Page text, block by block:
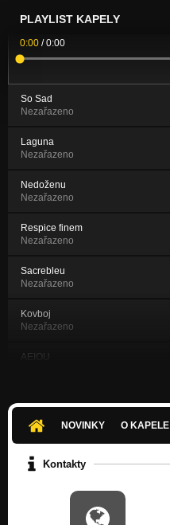
PLAYLIST KAPELY
0:00 /0:00
So Sad
Nezařazeno
Laguna
Nezařazeno
Nedoženu
Nezařazeno
Respice finem
Nezařazeno
Sacrebleu
Nezařazeno
Kovboj
Nezařazeno
AEIOU
Pampadampam
Nezařazeno
Nezařazeno
NOVINKY O KAPELE
Kontakty